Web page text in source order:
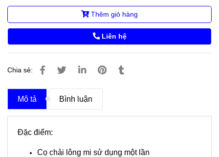
Thêm giỏ hàng
Liên hệ
Chia sẻ:
Mô tả Bình luận
Đặc điểm:
Cọ chải lông mi sử dụng một lần